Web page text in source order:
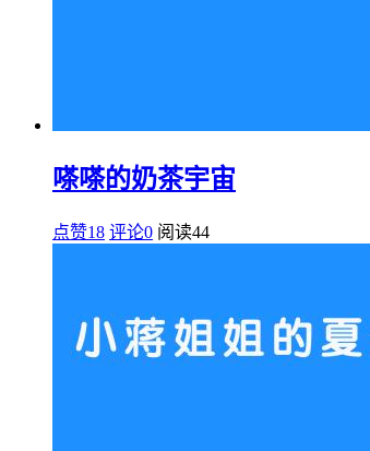
嗏嗏的奶茶宇宙
点赞18 评论0 阅读44